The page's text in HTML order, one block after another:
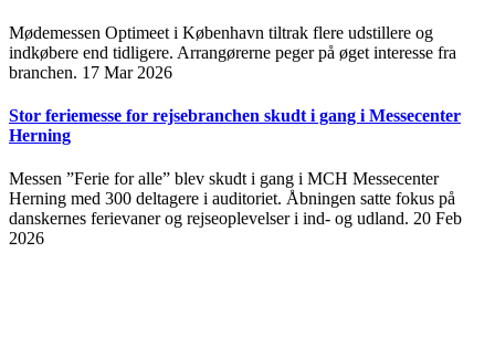
Mødemessen Optimeet i København tiltrak flere udstillere og
indkøbere end tidligere. Arrangørerne peger på øget interesse fra
branchen. 17 Mar 2026
Stor feriemesse for rejsebranchen skudt i gang i Messecenter
Herning
Messen ”Ferie for alle” blev skudt i gang i MCH Messecenter
Herning med 300 deltagere i auditoriet. Åbningen satte fokus på
danskernes ferievaner og rejseoplevelser i ind- og udland. 20 Feb
2026